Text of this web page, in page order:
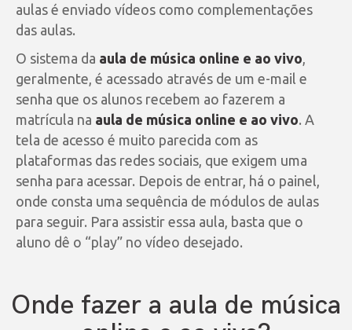
aulas é enviado vídeos como complementações
das aulas.
O sistema da aula de música online e ao vivo
geralmente, é acessado através de um e-mail e
senha que os alunos recebem ao fazerem a
matrícula na aula de música online e ao vivo. A
tela de acesso é muito parecida com as
plataformas das redes sociais, que exigem uma
senha para acessar. Depois de entrar, há o painel,
onde consta uma sequência de módulos de aulas
para seguir. Para assistir essa aula, basta que o
aluno dê o “play” no vídeo desejado.
Onde fazer a aula de música